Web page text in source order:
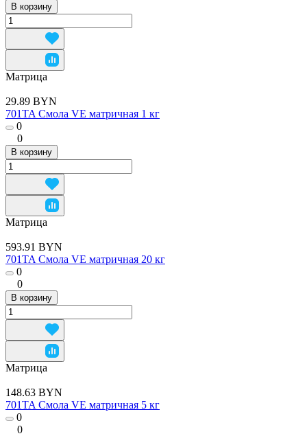
В корзину
Матрица
29.89 BYN
701TA Смола VE матричная 1 кг
0
0
В корзину
Матрица
593.91 BYN
701TA Смола VE матричная 20 кг
0
0
В корзину
Матрица
148.63 BYN
701TA Смола VE матричная 5 кг
0
0